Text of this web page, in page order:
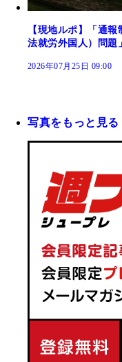
【現地ルポ】「通
法就労外国人）問題
2026年07月25日 09:00
写真をもっと見る